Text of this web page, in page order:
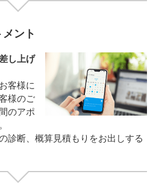
ント
し上げ
客様に
様のご
のアポ
診断、概算見積もりをお出しする